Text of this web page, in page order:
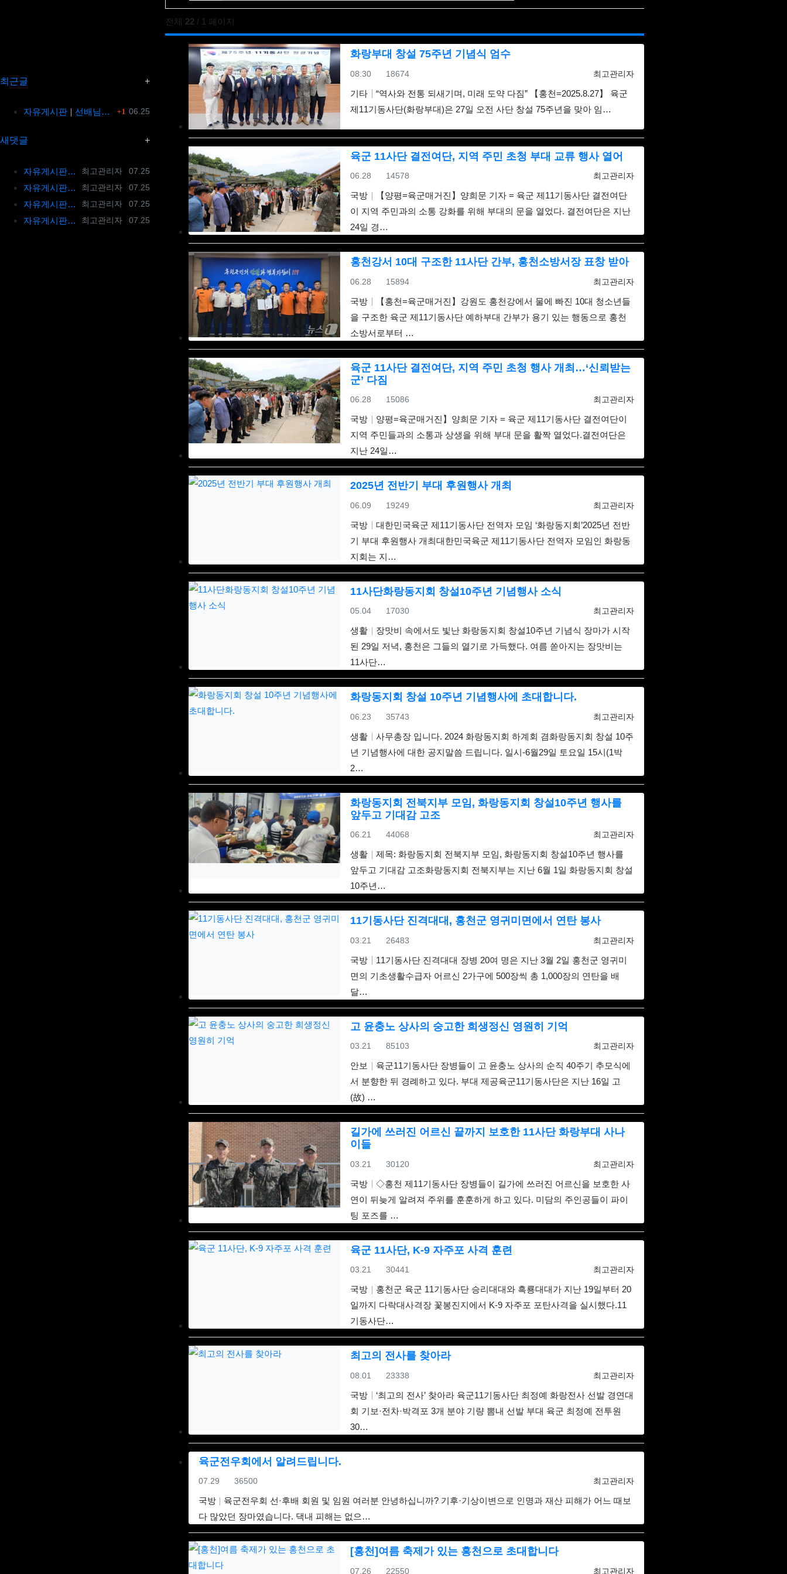
전체 22 / 1 페이지
화랑부대 창설 75주년 기념식 엄수
등록자
최고관리자
등록일
08.30 조회
18674
기타
“역사와 전통 되새기며, 미래 도약 다짐” 【홍천=2025.8.27】 육군
제11기동사단(화랑부대)은 27일 오전 사단 창설 75주년을 맞아 임…
육군 11사단 결전여단, 지역 주민 초청 부대 교류 행사 열어
등록자
최고관리자
등록일
06.28 조회
14578
국방
【양평=육군매거진】양희문 기자 = 육군 제11기동사단 결전여단
이 지역 주민과의 소통 강화를 위해 부대의 문을 열었다. 결전여단은 지난
24일 경…
홍천강서 10대 구조한 11사단 간부, 홍천소방서장 표창 받아
등록자
최고관리자
등록일
06.28 조회
15894
국방
【홍천=육군매거진】강원도 홍천강에서 물에 빠진 10대 청소년들
을 구조한 육군 제11기동사단 예하부대 간부가 용기 있는 행동으로 홍천
소방서로부터 …
육군 11사단 결전여단, 지역 주민 초청 행사 개최…‘신뢰받는
군’ 다짐
등록자
최고관리자
등록일
06.28 조회
15086
국방
양평=육군매거진】양희문 기자 = 육군 제11기동사단 결전여단이
지역 주민들과의 소통과 상생을 위해 부대 문을 활짝 열었다.결전여단은
지난 24일…
2025년 전반기 부대 후원행사 개최
등록자
최고관리자
등록일
06.09 조회
19249
국방
대한민국육군 제11기동사단 전역자 모임 ‘화랑동지회’2025년 전반
기 부대 후원행사 개최대한민국육군 제11기동사단 전역자 모임인 화랑동
지회는 지…
11사단화랑동지회 창설10주년 기념행사 소식
등록자
최고관리자
등록일
05.04 조회
17030
생활
장맛비 속에서도 빛난 화랑동지회 창설10주년 기념식 장마가 시작
된 29일 저녁, 홍천은 그들의 열기로 가득했다. 여름 쏟아지는 장맛비는
11사단…
화랑동지회 창설 10주년 기념행사에 초대합니다.
등록자
최고관리자
등록일
06.23 조회
35743
생활
사무총장 입니다. 2024 화랑동지회 하계회 겸화랑동지회 창설 10주
년 기념행사에 대한 공지말씀 드립니다. 일시-6월29일 토요일 15시(1박
2…
화랑동지회 전북지부 모임, 화랑동지회 창설10주년 행사를
앞두고 기대감 고조
등록자
최고관리자
등록일
06.21 조회
44068
생활
제목: 화랑동지회 전북지부 모임, 화랑동지회 창설10주년 행사를
앞두고 기대감 고조화랑동지회 전북지부는 지난 6월 1일 화랑동지회 창설
10주년…
11기동사단 진격대대, 홍천군 영귀미면에서 연탄 봉사
등록자
최고관리자
등록일
03.21 조회
26483
국방
11기동사단 진격대대 장병 20여 명은 지난 3월 2일 홍천군 영귀미
면의 기초생활수급자 어르신 2가구에 500장씩 총 1,000장의 연탄을 배
달…
고 윤충노 상사의 숭고한 희생정신 영원히 기억
등록자
최고관리자
등록일
03.21 조회
85103
안보
육군11기동사단 장병들이 고 윤충노 상사의 순직 40주기 추모식에
서 분향한 뒤 경례하고 있다. 부대 제공육군11기동사단은 지난 16일 고
(故) …
길가에 쓰러진 어르신 끝까지 보호한 11사단 화랑부대 사나
이들
등록자
최고관리자
등록일
03.21 조회
30120
국방
◇홍천 제11기동사단 장병들이 길가에 쓰러진 어르신을 보호한 사
연이 뒤늦게 알려져 주위를 훈훈하게 하고 있다. 미담의 주인공들이 파이
팅 포즈를 …
육군 11사단, K-9 자주포 사격 훈련
등록자
최고관리자
등록일
03.21 조회
30441
국방
홍천군 육군 11기동사단 승리대대와 흑룡대대가 지난 19일부터 20
일까지 다락대사격장 꽃봉진지에서 K-9 자주포 포탄사격을 실시했다.11
기동사단…
최고의 전사를 찾아라
등록자
최고관리자
등록일
08.01 조회
23338
국방
‘최고의 전사’ 찾아라 육군11기동사단 최정예 화랑전사 선발 경연대
회 기보·전차·박격포 3개 분야 기량 뽐내 선발 부대 육군 최정예 전투원
30…
육군전우회에서 알려드립니다.
등록자
최고관리자
등록일
07.29 조회
36500
국방
육군전우회 선·후배 회원 및 임원 여러분 안녕하십니까? 기후·기상이변으로 인명과 재산 피해가 어느 때보
다 많았던 장마였습니다. 댁내 피해는 없으…
[홍천]여름 축제가 있는 홍천으로 초대합니다
등록자
최고관리자
등록일
07.26 조회
22550
최근글
등록일
06.25
자유게시판 선배님들 처음 인사 드립니다. 1
새댓글
등록자
최고관리자 등록일
07.25
자유게시판98년 8월 9연대 3대대 9중대 전역했습니다. 98군번이라 너무 반갑습니다.
등록자
최고관리자 등록일
07.25
자유게시판가사중에 연대를 여단으로 바꾼거하고 마지막에 투호9연대가 우리때는 보병9연대 였거든요. ㅎㅎ 아마 기걔화사단으로 바뀌면서 보병에서 투호9여단으로…
등록자
최고관리자 등록일
07.25
자유게시판후배님 저도 9연대 전역했어요. 지금 기갑수색대대가 있는 부대가 2000년도에는 9연대 3대대 였습니다. 3대대 9중대 98년 입대해서 2000…
등록자
최고관리자 등록일
07.25
자유게시판후배님 답글이 늦었네요. 08년도에 전역했군요. 11사단에서 고생많았습니다. !! 화랑!!